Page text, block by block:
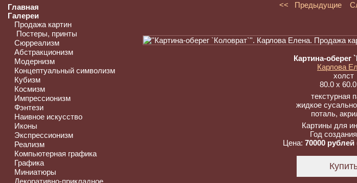
Главная
Галереи
Продажа картин
Постеры, принты
Сюрреализм
Абстракционизм
Модернизм
Концептуальный символизм
Кубизм
Космизм
Импрессионизм
Фэнтези
Наивное искусство
Иконы
Экспрессионизм
Реализм
Компьютерная графика
Графика
Миниатюры
Декоративно-прикладное
<< Предыдущие
Картина-оберег
Карлова
холст
80.0 x
текстурная
жидкое
поталь,
Картины для
Год
Цена: 70000 рублей